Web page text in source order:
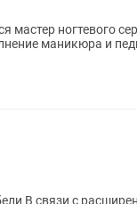
сервиса 💅🏻 Требования:
маникюра и
в